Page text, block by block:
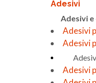
Adesivi
Adesivi e
Adesivi
Adesivi
Adesivi